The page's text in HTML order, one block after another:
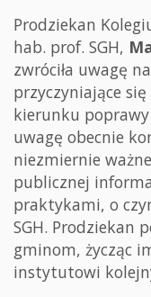
Prodziekan
hab. prof. SGH,
zwróciła uwagę
przyczyniające
kierunku
uwagę obecnie
niezmiernie
publicznej
praktykami, o
SGH. Prodziekan
gminom, życząc
instytutowi